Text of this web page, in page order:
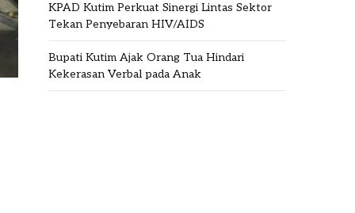
KPAD Kutim Perkuat Sinergi Lintas Sektor
Tekan Penyebaran HIV/AIDS
Bupati Kutim Ajak Orang Tua Hindari
Kekerasan Verbal pada Anak